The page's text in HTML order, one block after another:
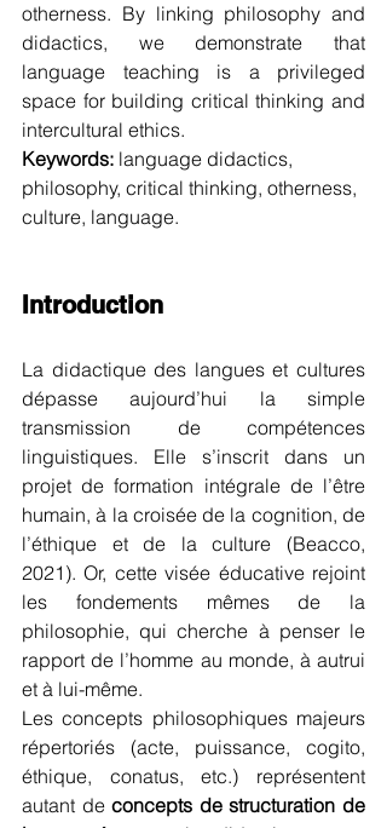
otherness. By linking philosophy and
didactics, we demonstrate that
language teaching is a privileged
space for building critical thinking and
intercultural ethics.
Keywords: language didactics,
philosophy, critical thinking, otherness,
culture, language.
Introduction
La didactique des langues et cultures
dépasse aujourd’hui la simple
transmission de compétences
linguistiques. Elle s’inscrit dans un
projet de formation intégrale de l’être
humain, à la croisée de la cognition, de
l’éthique et de la culture (Beacco,
2021). Or, cette visée éducative rejoint
les fondements mêmes de la
philosophie, qui cherche à penser le
rapport de l’homme au monde, à autrui
et à lui-même.
Les concepts philosophiques majeurs
répertoriés (acte, puissance, cogito,
éthique, conatus, etc.) représentent
autant de concepts de structuration de